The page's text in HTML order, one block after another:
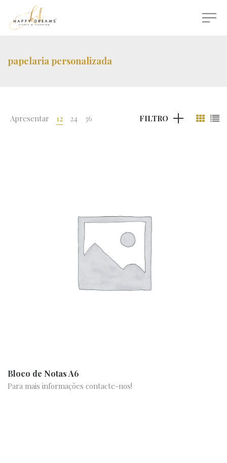
papelaria personalizada
Apresentar 12 24 36 FILTRO
Bloco de Notas A6
Para mais informações contacte-nos!